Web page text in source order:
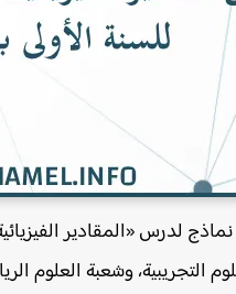
لدرس «المقادير
التجريبية، وشعبة العلوم